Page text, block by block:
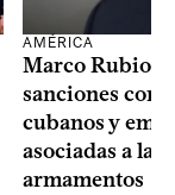
AMÉRICA
Marco Rubio
sanciones
cubanos y
asociadas a la
armamentos